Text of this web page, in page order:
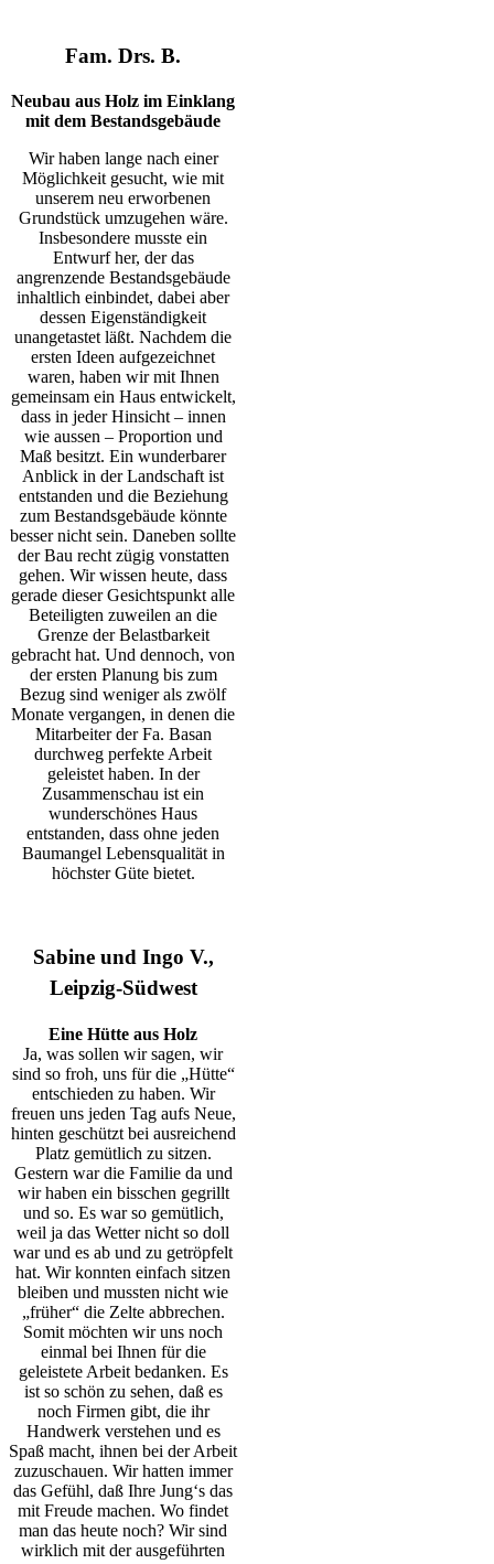
Fam. Drs. B.
Neubau aus Holz im Einklang
mit dem Bestandsgebäude
Wir haben lange nach einer
Möglichkeit gesucht, wie mit
unserem neu erworbenen
Grundstück umzugehen wäre.
Insbesondere musste ein
Entwurf her, der das
angrenzende Bestandsgebäude
inhaltlich einbindet, dabei aber
dessen Eigenständigkeit
unangetastet läßt. Nachdem die
ersten Ideen aufgezeichnet
waren, haben wir mit Ihnen
gemeinsam ein Haus entwickelt,
dass in jeder Hinsicht – innen
wie aussen – Proportion und
Maß besitzt. Ein wunderbarer
Anblick in der Landschaft ist
entstanden und die Beziehung
zum Bestandsgebäude könnte
besser nicht sein. Daneben sollte
der Bau recht zügig vonstatten
gehen. Wir wissen heute, dass
gerade dieser Gesichtspunkt alle
Beteiligten zuweilen an die
Grenze der Belastbarkeit
gebracht hat. Und dennoch, von
der ersten Planung bis zum
Bezug sind weniger als zwölf
Monate vergangen, in denen die
Mitarbeiter der Fa. Basan
durchweg perfekte Arbeit
geleistet haben. In der
Zusammenschau ist ein
wunderschönes Haus
entstanden, dass ohne jeden
Baumangel Lebensqualität in
höchster Güte bietet.
Sabine und Ingo V.,
Leipzig-Südwest
Eine Hütte aus Holz
Ja, was sollen wir sagen, wir
sind so froh, uns für die „Hütte“
entschieden zu haben. Wir
freuen uns jeden Tag aufs Neue,
hinten geschützt bei ausreichend
Platz gemütlich zu sitzen.
Gestern war die Familie da und
wir haben ein bisschen gegrillt
und so. Es war so gemütlich,
weil ja das Wetter nicht so doll
war und es ab und zu getröpfelt
hat.Wir konnten einfach sitzen
bleiben und mussten nicht wie
„früher“ die Zelte abbrechen.
Somit möchten wir uns noch
einmal bei Ihnen für die
geleistete Arbeit bedanken. Es
ist so schön zu sehen, daß es
noch Firmen gibt, die ihr
Handwerk verstehen und es
Spaß macht, ihnen bei der Arbeit
zuzuschauen. Wir hatten immer
das Gefühl, daß Ihre Jung‘s das
mit Freude machen. Wo findet
man das heute noch? Wir sind
wirklich mit der ausgeführten